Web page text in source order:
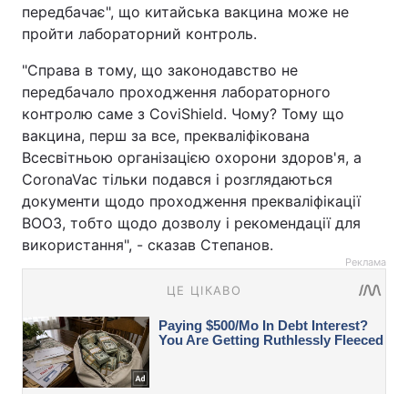
передбачає", що китайська вакцина може не
пройти лабораторний контроль.
"Справа в тому, що законодавство не
передбачало проходження лабораторного
контролю саме з CoviShield. Чому? Тому що
вакцина, перш за все, прекваліфікована
Всесвітньою організацією охорони здоров'я, а
CoronaVac тільки подався і розглядаються
документи щодо проходження прекваліфікації
ВООЗ, тобто щодо дозволу і рекомендації для
використання", - сказав Степанов.
Реклама